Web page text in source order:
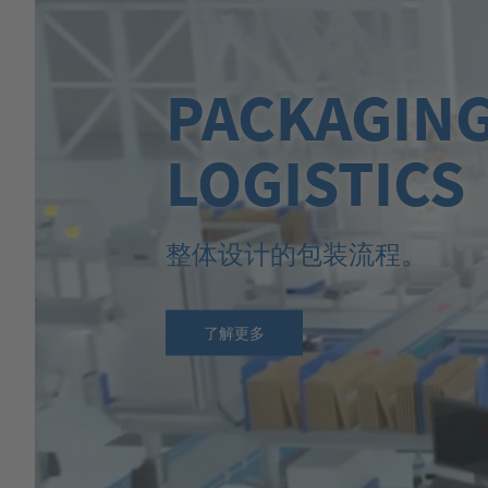
LOGISTICS
整体设计的包装流程。
了解更多